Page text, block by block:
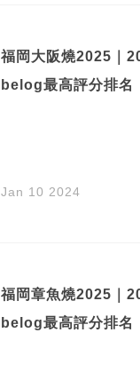
福岡大阪燒2025｜
belog最高評分排名
Jan 10 2024
福岡章魚燒2025｜
belog最高評分排名